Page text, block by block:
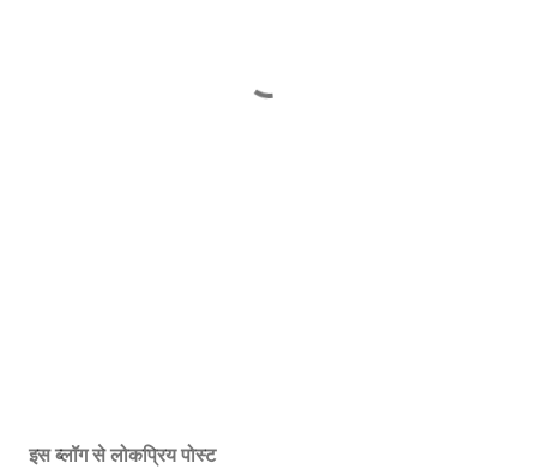
इस ब्लॉग से लोकप्रिय पोस्ट